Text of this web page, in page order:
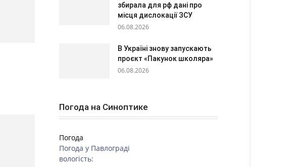
збирала для рф дані про
місця дислокації ЗСУ
06.08.2026
В Україні знову запускають
проєкт «Пакунок школяра»
06.08.2026
Погода на Синоптике
Погода
Погода у Павлограді
вологість: